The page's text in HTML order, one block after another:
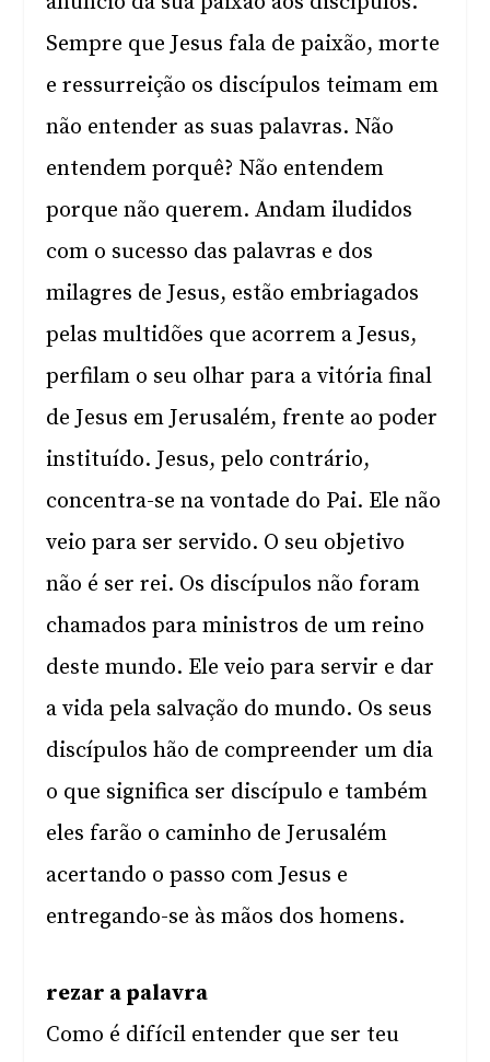
Sempre que Jesus fala de paixão, morte
e ressurreição os discípulos teimam em
não entender as suas palavras. Não
entendem porquê? Não entendem
porque não querem. Andam iludidos
com o sucesso das palavras e dos
milagres de Jesus, estão embriagados
pelas multidões que acorrem a Jesus,
perfilam o seu olhar para a vitória final
de Jesus em Jerusalém, frente ao poder
instituído. Jesus, pelo contrário,
concentra-se na vontade do Pai. Ele não
veio para ser servido. O seu objetivo
não é ser rei. Os discípulos não foram
chamados para ministros de um reino
deste mundo. Ele veio para servir e dar
a vida pela salvação do mundo. Os seus
discípulos hão de compreender um dia
o que significa ser discípulo e também
eles farão o caminho de Jerusalém
acertando o passo com Jesus e
entregando-se às mãos dos homens.
rezar a palavra
Como é difícil entender que ser teu